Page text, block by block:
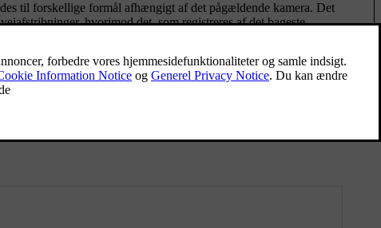
til forskellige formål afhængigt af det pågældende kamera. Det
hvorimod det, som registreres af det bageste
ultralydsimpulser, som sendes tilbage til sensorerne, når de rammer